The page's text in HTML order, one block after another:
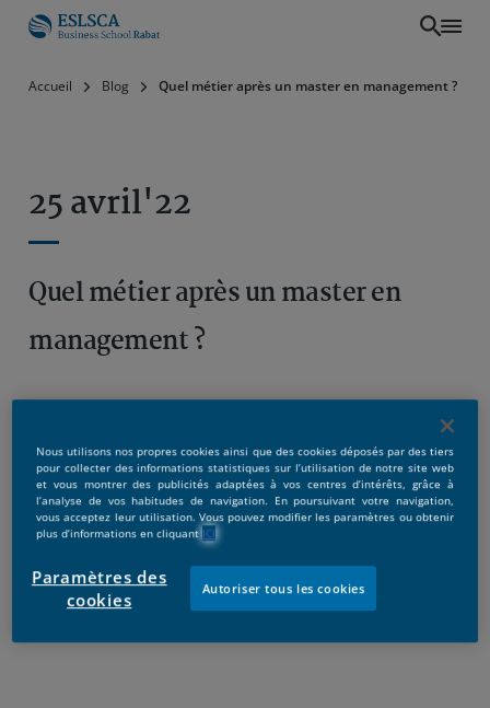
Accueil Blog Quel métier après un master en management ?
25 avril'22
Quel métier après un master en
management ?
Nous utilisons nos propres cookies ainsi que des cookies déposés par des tiers
pour collecter des informations statistiques sur l’utilisation de notre site web
et vous montrer des publicités adaptées à vos centres d’intérêts, grâce à
l’analyse de vos habitudes de navigation. En poursuivant votre navigation,
vous acceptez leur utilisation. Vous pouvez modifier les paramètres ou obtenir
plus d’informations en cliquantICI
Paramètres des
cookies
Autoriser tous les cookies